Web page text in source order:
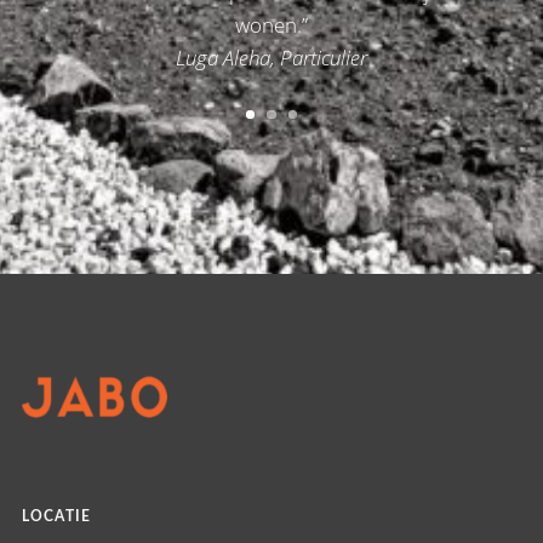
wonen.”
Luga Aleha, Particulier
LOCATIE